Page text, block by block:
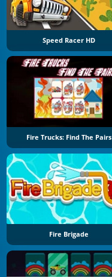
Speed Racer HD
Fire Trucks: Find The Pairs
Fire Brigade